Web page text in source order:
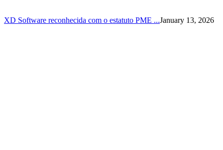
XD Software reconhecida com o estatuto PME ...January 13, 2026